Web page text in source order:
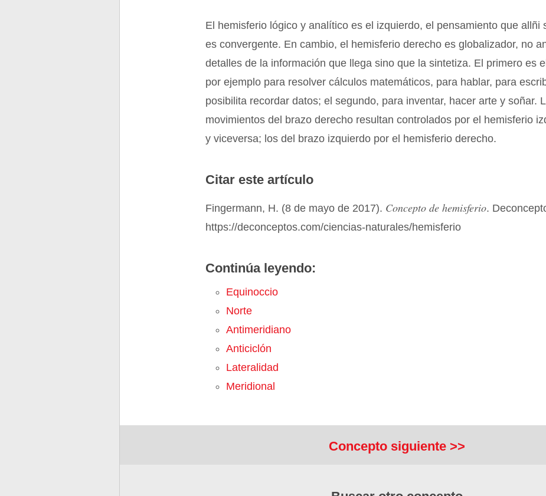
El hemisferio lógico y analítico es el izquierdo, el pensamiento que allñi
es convergente. En cambio, el hemisferio derecho es globalizador, no
detalles de la información que llega sino que la sintetiza. El primero es
por ejemplo para resolver cálculos matemáticos, para hablar, para
posibilita recordar datos; el segundo, para inventar, hacer arte y soñar.
movimientos del brazo derecho resultan controlados por el hemisferio
y viceversa; los del brazo izquierdo por el hemisferio derecho.
Citar este artículo
Fingermann, H. (8 de mayo de 2017). Concepto de hemisferio.
https://deconceptos.com/ciencias-naturales/hemisferio
Continúa leyendo:
Equinoccio
Norte
Antimeridiano
Anticiclón
Lateralidad
Meridional
Concepto siguiente >>